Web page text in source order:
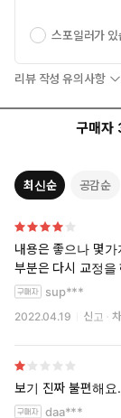
생애 첫 임신을
막연한 두려움으
화부터, 태교, 출
궁금해진다. <임
다.
임신 계획부터 고
양한 분만법, 산후
스포일러가
리뷰 작성 유의사항
구매자
최신순 공감순
내용은 좋으나 몇
부분은 다시 교정을
sup***
2022.04.19 신고
보기 진짜 불편해
daa***